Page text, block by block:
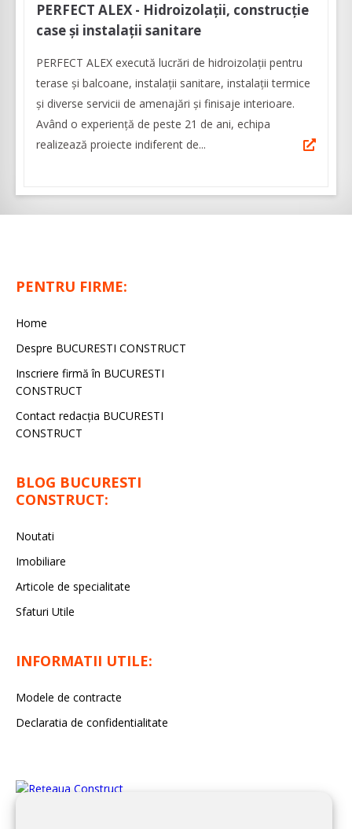
PERFECT ALEX - Hidroizolații, construcție
case și instalații sanitare
PERFECT ALEX execută lucrări de hidroizolații pentru
terase și balcoane, instalații sanitare, instalații termice
și diverse servicii de amenajări şi finisaje interioare.
Având o experienţă de peste 21 de ani, echipa
realizează proiecte indiferent de...
PENTRU FIRME:
Home
Despre BUCURESTI CONSTRUCT
Inscriere firmă în BUCURESTI
CONSTRUCT
Contact redacţia BUCURESTI
CONSTRUCT
BLOG BUCURESTI
CONSTRUCT:
Noutati
Imobiliare
Articole de specialitate
Sfaturi Utile
INFORMATII UTILE:
Modele de contracte
Declaratia de confidentialitate